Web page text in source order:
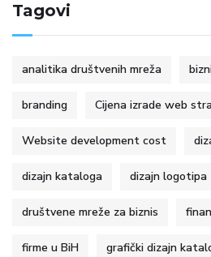
Tagovi
analitika društvenih mreža
branding Cijena izrade web
Website development cost
dizajn kataloga dizajn logotipa
društvene mreže za biznis
firme u BiH grafički dizajn